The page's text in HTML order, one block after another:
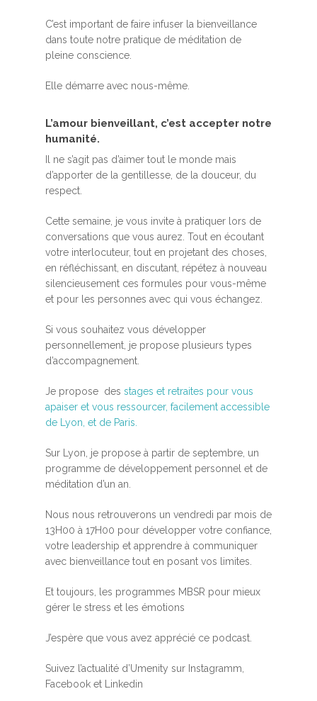
C’est important de faire infuser la bienveillance
dans toute notre pratique de méditation de
pleine conscience.
Elle démarre avec nous-même.
L’amour bienveillant, c’est accepter notre
humanité.
Il ne s’agit pas d’aimer tout le monde mais
d’apporter de la gentillesse, de la douceur, du
respect.
Cette semaine, je vous invite à pratiquer lors de
conversations que vous aurez. Tout en écoutant
votre interlocuteur, tout en projetant des choses,
en réfléchissant, en discutant, répétez à nouveau
silencieusement ces formules pour vous-même
et pour les personnes avec qui vous échangez.
Si vous souhaitez vous développer
personnellement, je propose plusieurs types
d’accompagnement.
Je propose des stages et retraites pour vous
apaiser et vous ressourcer, facilement accessible
de Lyon, et de Paris.
Sur Lyon, je propose à partir de septembre, un
programme de développement personnel et de
méditation d’un an.
Nous nous retrouverons un vendredi par mois de
13H00 à 17H00 pour développer votre confiance,
votre leadership et apprendre à communiquer
avec bienveillance tout en posant vos limites.
Et toujours, les programmes MBSR pour mieux
gérer le stress et les émotions
J’espère que vous avez apprécié ce podcast.
Suivez l’actualité d’Umenity sur Instagramm,
Facebook et Linkedin